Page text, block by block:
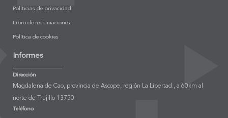
Políticias de privacidad
Libro de reclamaciones
Política de cookies
Informes
Dirección
Magdalena de Cao, provincia de Ascope, región La Libertad., a 60km al
norte de Trujillo 13750
Teléfono